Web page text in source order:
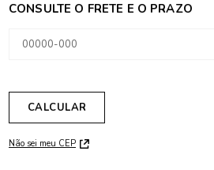
Não sei meu CEP